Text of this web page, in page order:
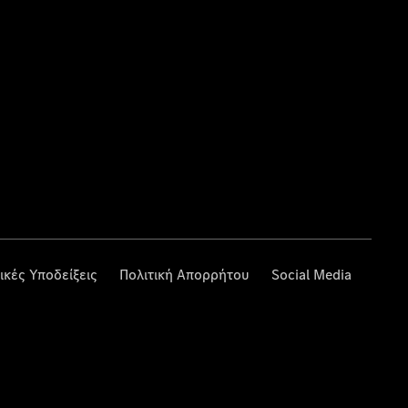
Υποδείξεις Πολιτική Απορρήτου Social Media